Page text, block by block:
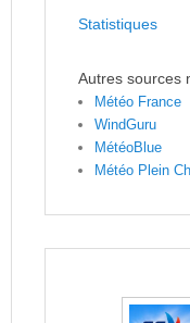
Statistiques
Autres sources
Météo France
WindGuru
MétéoBlue
Météo Plein